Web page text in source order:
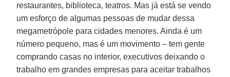
restaurantes, biblioteca, teatros. Mas já está se vendo
um esforço de algumas pessoas de mudar dessa
megametrópole para cidades menores. Ainda é um
número pequeno, mas é um movimento – tem gente
comprando casas no interior, executivos deixando o
trabalho em grandes empresas para aceitar trabalhos